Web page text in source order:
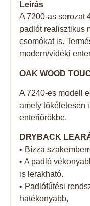
Leírás
A 7200-as sorozat
padlót realisztikus
csomókat is.
modern/vidéki
OAK WOOD
A 7240-es modell
amely tökéletesen
enteriőrökbe.
DRYBACK
• Bízza
• A padló
is lerakható.
• Padlófűtési
hatékonyabb,